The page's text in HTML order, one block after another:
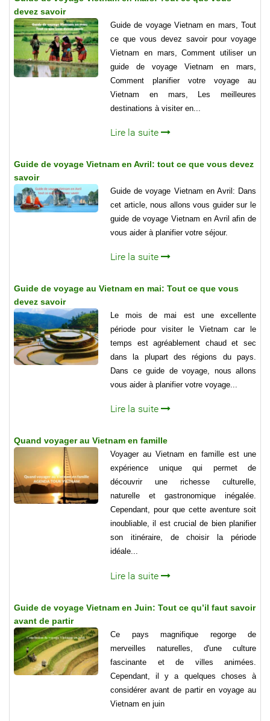
devez savoir
Guide de voyage Vietnam en mars, Tout
ce que vous devez savoir pour voyage
Vietnam en mars, Comment utiliser un
guide de voyage Vietnam en mars,
Comment planifier votre voyage au
Vietnam en mars, Les meilleures
destinations à visiter en...
Lire la suite
Guide de voyage Vietnam en Avril: tout ce que vous devez
savoir
Guide de voyage Vietnam en Avril: Dans
cet article, nous allons vous guider sur le
guide de voyage Vietnam en Avril afin de
vous aider à planifier votre séjour.
Lire la suite
Guide de voyage au Vietnam en mai: Tout ce que vous
devez savoir
Le mois de mai est une excellente
période pour visiter le Vietnam car le
temps est agréablement chaud et sec
dans la plupart des régions du pays.
Dans ce guide de voyage, nous allons
vous aider à planifier votre voyage...
Lire la suite
Quand voyager au Vietnam en famille
Voyager au Vietnam en famille est une
expérience unique qui permet de
découvrir une richesse culturelle,
naturelle et gastronomique inégalée.
Cependant, pour que cette aventure soit
inoubliable, il est crucial de bien planifier
son itinéraire, de choisir la période
idéale...
Lire la suite
Guide de voyage Vietnam en Juin: Tout ce qu’il faut savoir
avant de partir
Ce pays magnifique regorge de
merveilles naturelles, d'une culture
fascinante et de villes animées.
Cependant, il y a quelques choses à
considérer avant de partir en voyage au
Vietnam en juin